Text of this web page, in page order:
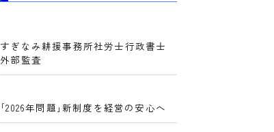
すぎなみ耕援事務所社労士行政書士
外部監査
｢2026年問題｣新制度を経営の安心へ